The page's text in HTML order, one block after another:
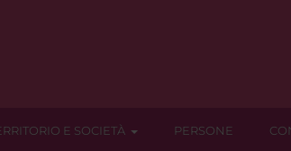
E SOCIETÀ PERSONE